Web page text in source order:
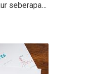
seberapa…